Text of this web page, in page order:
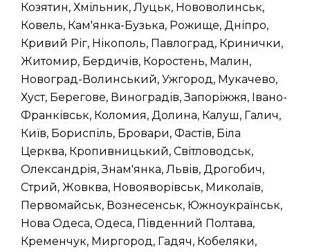
Козятин, Хмільник, Луцьк, Нововолинськ,
Ковель, Кам'янка-Бузька, Рожище, Дніпро,
Кривий Ріг, Нікополь, Павлоград, Кринички,
Житомир, Бердичів, Коростень, Малин,
Новоград-Волинський, Ужгород, Мукачево,
Хуст, Берегове, Виноградів, Запоріжжя, Івано-
Франківськ, Коломия, Долина, Калуш, Галич,
Київ, Бориспіль, Бровари, Фастів, Біла
Церква, Кропивницький, Світловодськ,
Олександрія, Знам'янка, Львів, Дрогобич,
Стрий, Жовква, Новояворівськ, Миколаїв,
Первомайськ, Вознесенськ, Южноукраїнськ,
Нова Одеса, Одеса, Південний Полтава,
Кременчук, Миргород, Гадяч, Кобеляки,